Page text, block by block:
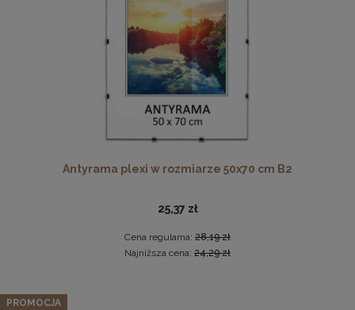
Drewniana, frezowana ramka na zdjęcia, plakaty, obrazy w
28,99 zł
DO KOSZYKA
DO KOSZYKA
Antyrama plexi w rozmiarze 50x70 cm B2
25,37 zł
Cena regularna: 28,19 zł
Najniższa cena: 24,29 zł
PROMOCJA